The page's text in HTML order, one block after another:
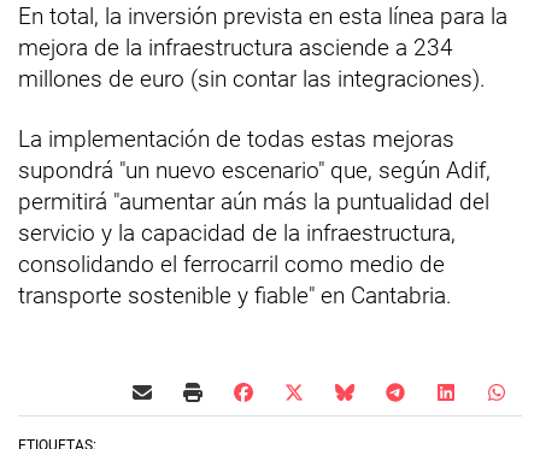
En total, la inversión prevista en esta línea para la
mejora de la infraestructura asciende a 234
millones de euro (sin contar las integraciones).
La implementación de todas estas mejoras
supondrá "un nuevo escenario" que, según Adif,
permitirá "aumentar aún más la puntualidad del
servicio y la capacidad de la infraestructura,
consolidando el ferrocarril como medio de
transporte sostenible y fiable" en Cantabria.
ETIQUETAS: